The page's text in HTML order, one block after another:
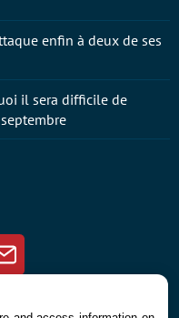
Newsletter
enfin à deux de ses
il sera difficile de